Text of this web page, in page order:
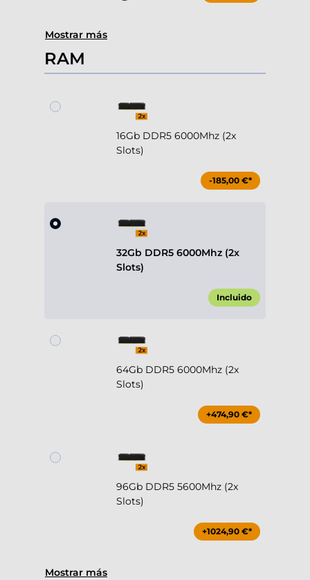
Mostrar más
RAM
16Gb DDR5 6000Mhz (2x
Slots)
-185,00 €*
32Gb DDR5 6000Mhz (2x
Slots)
Incluido
64Gb DDR5 6000Mhz (2x
Slots)
+474,90 €*
96Gb DDR5 5600Mhz (2x
Slots)
+1024,90 €*
Mostrar más